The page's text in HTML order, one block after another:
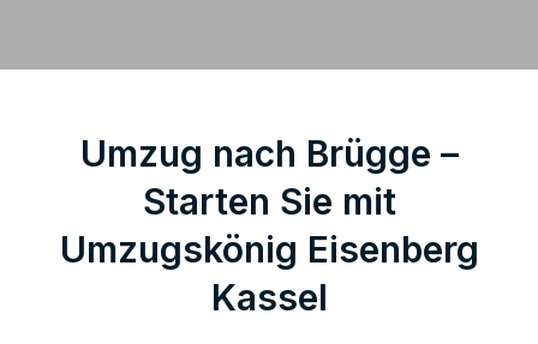
Umzug nach Brügge –
Starten Sie mit
Umzugskönig Eisenberg
Kassel